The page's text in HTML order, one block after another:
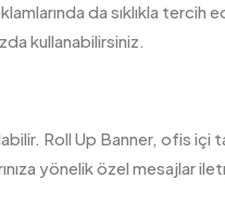
da sıklıkla tercih
kullanabilirsiniz.
Roll Up Banner, ofis içi
yönelik özel mesajlar